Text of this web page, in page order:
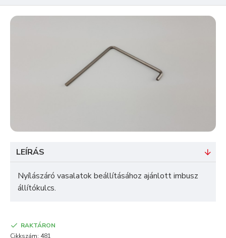
LEÍRÁS
Nyílászáró vasalatok beállításához ajánlott imbusz
állítókulcs.
RAKTÁRON
Cikkszám: 481